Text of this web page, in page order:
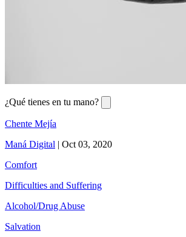
¿Qué tienes en tu mano?
Chente Mejía
Maná Digital | Oct 03, 2020
Comfort
Difficulties and Suffering
Alcohol/Drug Abuse
Salvation